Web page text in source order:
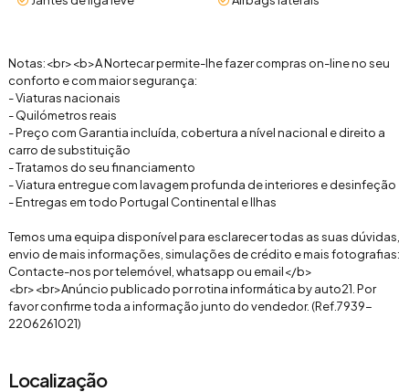
Notas:<br><b>A Nortecar permite-lhe fazer compras on-line no seu
conforto e com maior segurança:
- Viaturas nacionais
- Quilómetros reais
- Preço com Garantia incluída, cobertura a nível nacional e direito a
carro de substituição
- Tratamos do seu financiamento
- Viatura entregue com lavagem profunda de interiores e desinfeção
- Entregas em todo Portugal Continental e Ilhas
Temos uma equipa disponível para esclarecer todas as suas dúvidas,
envio de mais informações, simulações de crédito e mais fotografias:
Contacte-nos por telemóvel, whatsapp ou email</b>
<br><br>Anúncio publicado por rotina informática by auto21. Por
favor confirme toda a informação junto do vendedor. (Ref.7939-
2206261021)
Localização